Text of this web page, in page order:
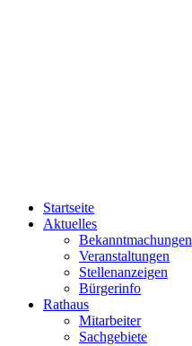
Startseite
Aktuelles
Bekanntmachungen
Veranstaltungen
Stellenanzeigen
Bürgerinfo
Rathaus
Mitarbeiter
Sachgebiete